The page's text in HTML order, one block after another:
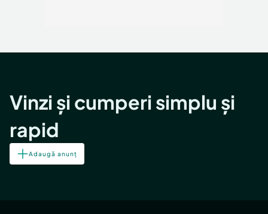
Vinzi și cumperi simplu și
rapid
Adaugă anunț